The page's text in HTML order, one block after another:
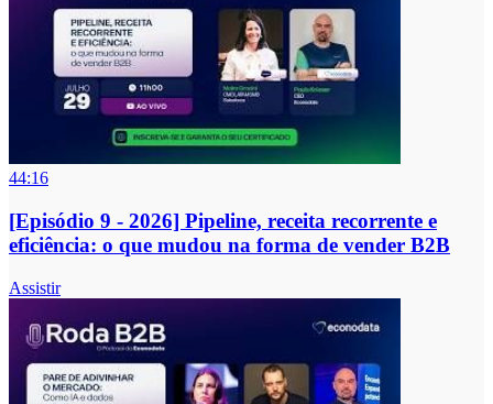
44:16
[Episódio 9 - 2026] Pipeline, receita recorrente e
eficiência: o que mudou na forma de vender B2B
Assistir